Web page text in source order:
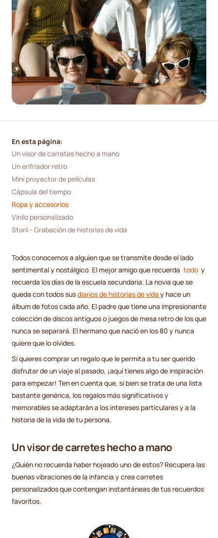
En esta página:
Un visor de carretes hecho a mano
Un enfriador retro
Mini proyector de películas
Cápsula del tiempo
Ropa y accesorios
Vinilo personalizado
Storii - Grabación de historias de vida
Todos conocemos a alguien que se transmite desde el lado
sentimental y nostálgico. El mejor amigo que recuerda todo y
recuerda los días de la escuela secundaria. La novia que se
queda con todos susdiarios de historias de vida y hace un
álbum de fotos cada año. El padre que tiene una impresionante
colección de discos antiguos o juegos de mesa retro de los que
nunca se separará. El hermano que nació en los 80 y nunca
quiere que lo olvides.
Si quieres comprar un regalo que le permita a tu ser querido
disfrutar de un viaje al pasado, ¡aquí tienes algo de inspiración
para empezar! Ten en cuenta que, si bien se trata de una lista
bastante genérica, los regalos más significativos y
memorables se adaptarán a los intereses particulares y a la
historia de la vida de tu persona.
Un visor de carretes hecho a mano
¿Quién no recuerda haber hojeado uno de estos? Recupera las
buenas vibraciones de la infancia y crea carretes
personalizados que contengan instantáneas de tus recuerdos
favoritos.